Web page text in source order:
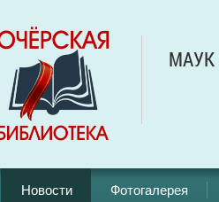
МАУК
Новости Фотогалерея